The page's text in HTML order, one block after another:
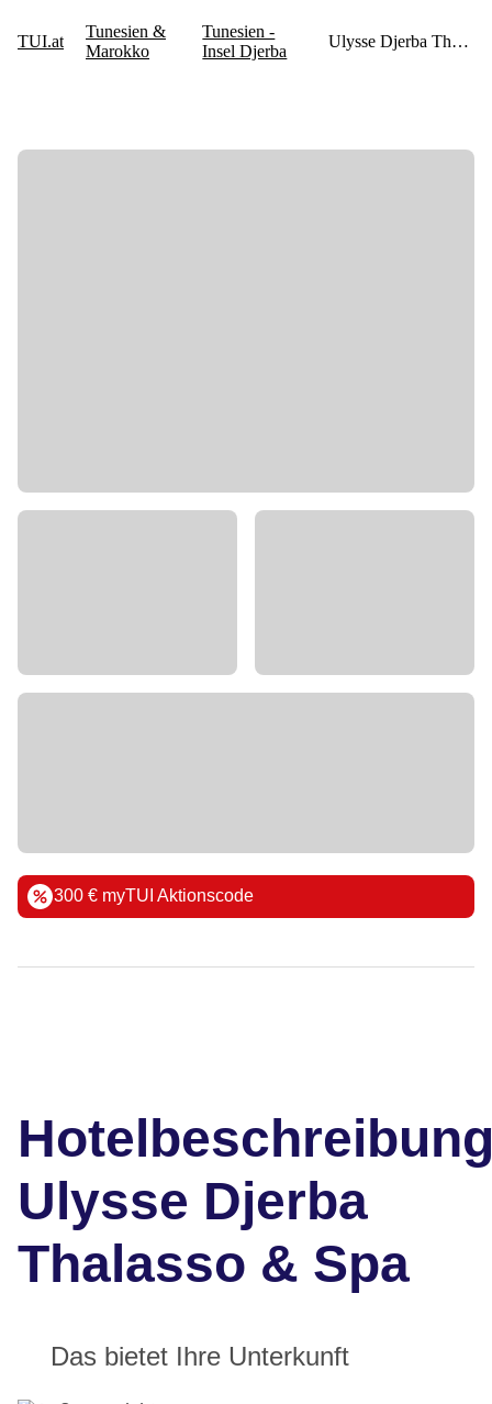
300 € myTUI Aktionscode
Ulysse Djerba
Thalasso & Spa
Das bietet Ihre Unterkunft